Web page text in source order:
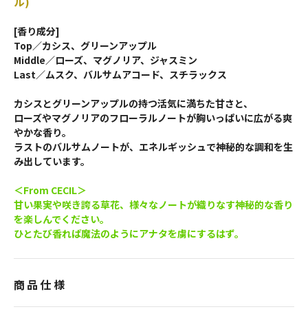
[香り成分]
Top／カシス、グリーンアップル
Middle／ローズ、マグノリア、ジャスミン
Last／ムスク、バルサムアコード、スチラックス
カシスとグリーンアップルの持つ活気に満ちた甘さと、
ローズやマグノリアのフローラルノートが胸いっぱいに広がる爽
やかな香り。
ラストのバルサムノートが、エネルギッシュで神秘的な調和を生
み出しています。
＜From CECIL＞
甘い果実や咲き誇る草花、様々なノートが織りなす神秘的な香り
を楽しんでください。
ひとたび香れば魔法のようにアナタを虜にするはず。
商品仕様